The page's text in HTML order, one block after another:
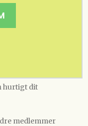
hurtigt dit
medlemmer